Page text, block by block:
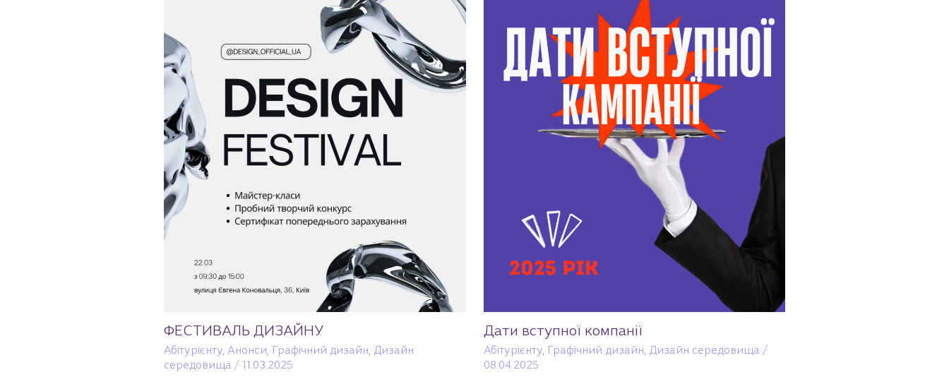
ФЕСТИВАЛЬ ДИЗАЙНУ
Абітурієнту Анонси Графічний дизайн
Дизайн
середовища / 11.03.2025
Дати вступної компанії
Абітурієнту, Графічний дизайн Дизайн середовища /
08.04.2025